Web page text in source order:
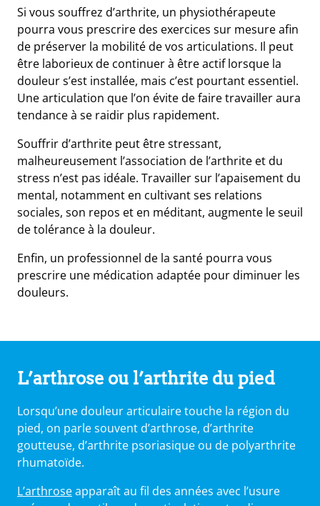
Si vous souffrez d’arthrite, un physiothérapeute
pourra vous prescrire des exercices sur mesure afin
de préserver la mobilité de vos articulations. Il peut
être laborieux de continuer à être actif lorsque la
douleur s’est installée, mais c’est pourtant essentiel.
Une articulation que l’on évite de faire travailler aura
tendance à se raidir plus rapidement.
Souffrir d’arthrite peut être stressant,
malheureusement l’association de l’arthrite et du
stress n’est pas idéale. Travailler sur l’apaisement du
mental, notamment en cultivant ses relations
sociales, son repos et en méditant, augmente le seuil
de tolérance à la douleur.
Enfin, un professionnel de la santé pourra vous
prescrire une médication adaptée pour diminuer les
douleurs.
L’arthrose ou l’arthrite du pied
Lorsqu’une douleur articulaire touche la région du
pied, on parle souvent d’arthrose, d’arthrite
goutteuse, d’arthrite psoriasique ou de polyarthrite
rhumatoïde.
L’arthroseapparaît au fil des années avec l’usure